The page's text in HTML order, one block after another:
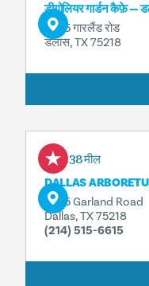
डीगोलियर गार्डन कैफ़े —
8525 गारलैंड रोड
डलास, TX 75218
1.38 मील
DALLAS
8525 Garland Road
Dallas, TX 75218
(214) 515-6615